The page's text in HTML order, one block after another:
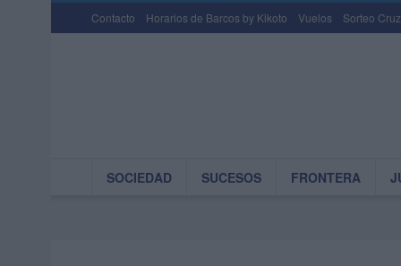
Contacto Horarios de Barcos by Kikoto Vuelos Sorteo
SOCIEDAD SUCESOS FRONTERA